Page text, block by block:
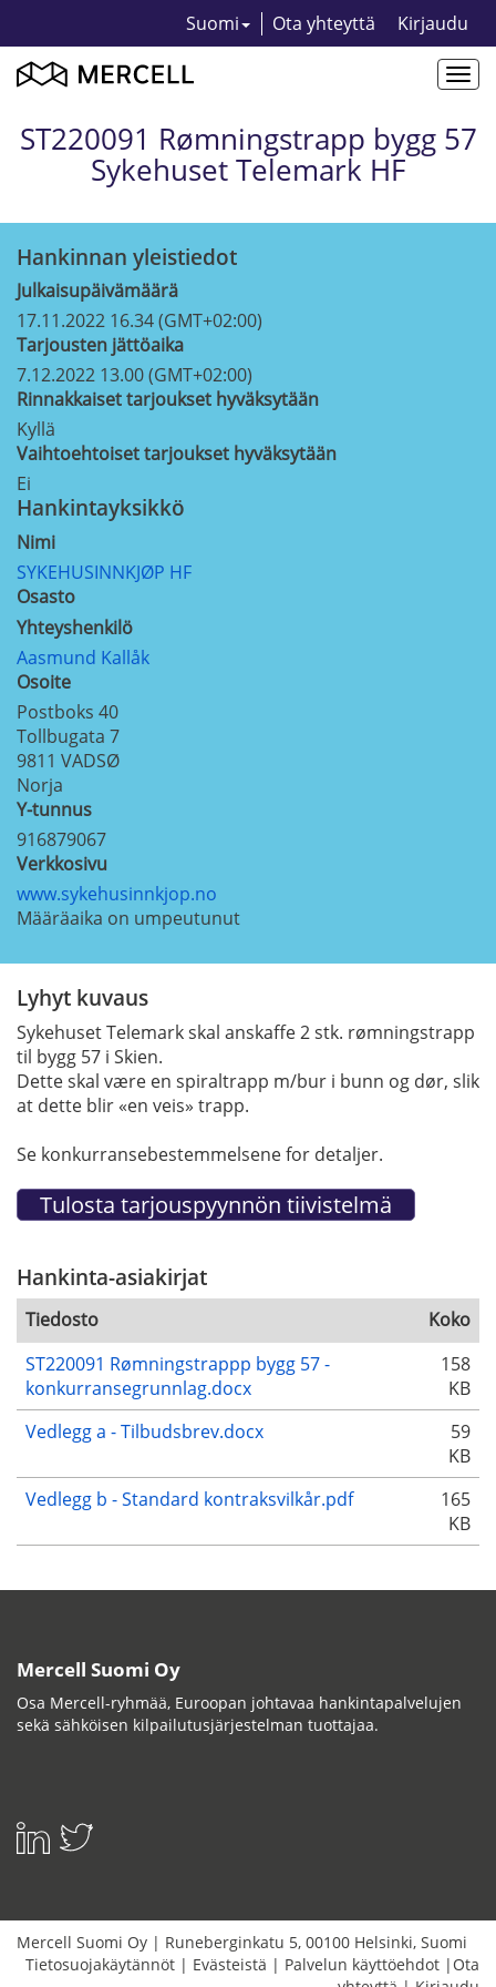
Suomi Ota yhteyttä Kirjaudu
ST220091 Rømningstrapp bygg 57
Sykehuset Telemark HF
Hankinnan yleistiedot
Julkaisupäivämäärä
17.11.2022 16.34 (GMT+02:00)
Tarjousten jättöaika
7.12.2022 13.00 (GMT+02:00)
Rinnakkaiset tarjoukset hyväksytään
Kyllä
Vaihtoehtoiset tarjoukset hyväksytään
Ei
Hankintayksikkö
Nimi
SYKEHUSINNKJØP HF
Osasto
Yhteyshenkilö
Aasmund Kallåk
Osoite
Postboks 40
Tollbugata 7
9811 VADSØ
Norja
Y-tunnus
916879067
Verkkosivu
www.sykehusinnkjop.no
Määräaika on umpeutunut
Lyhyt kuvaus
Sykehuset Telemark skal anskaffe 2 stk. rømningstrapp
til bygg 57 i Skien.
Dette skal være en spiraltrapp m/bur i bunn og dør, slik
at dette blir «en veis» trapp.
Se konkurransebestemmelsene for detaljer.
Hankinta-asiakirjat
Tiedosto
Koko
ST220091 Rømningstrappp bygg 57 -
konkurransegrunnlag.docx
158
KB
Vedlegg a - Tilbudsbrev.docx
59
KB
Vedlegg b - Standard kontraksvilkår.pdf
165
KB
Mercell Suomi Oy
Osa Mercell-ryhmää, Euroopan johtavaa hankintapalvelujen
sekä sähköisen kilpailutusjärjestelman tuottajaa.
Mercell Suomi Oy | Runeberginkatu 5, 00100 Helsinki, Suomi
Tietosuojakäytännöt | Evästeistä | Palvelun käyttöehdot | Ota